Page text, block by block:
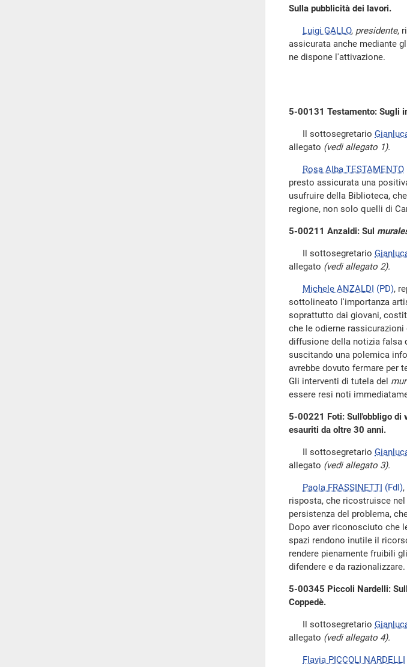
Sulla pubblicità dei lavori.
Luigi GALLO, presidente,
assicurata anche mediante
ne dispone l'attivazione.
5-00131 Testamento: Sugli
Il sottosegretario
allegato (vedi allegato 1).
Rosa Alba TESTAMENTO
presto assicurata una
usufruire della Biblioteca,
regione, non solo quelli di
5-00211 Anzaldi: Sul
Il sottosegretario
allegato (vedi allegato 2).
Michele ANZALDI (PD),
sottolineato l'importanza
soprattutto dai giovani,
che le odierne
diffusione della notizia falsa
suscitando una polemica
avrebbe dovuto fermare per
Gli interventi di tutela del
essere resi noti
5-00221 Foti: Sull'obbligo di
esauriti da oltre 30 anni.
Il sottosegretario
allegato (vedi allegato 3).
Paola FRASSINETTI (FdI)
risposta, che ricostruisce
persistenza del problema,
Dopo aver riconosciuto che
spazi rendono inutile il
rendere pienamente fruibili
difendere e da razionalizzare.
5-00345 Piccoli Nardelli:
Coppedè.
Il sottosegretario
allegato (vedi allegato 4).
Flavia PICCOLI NARDELLI